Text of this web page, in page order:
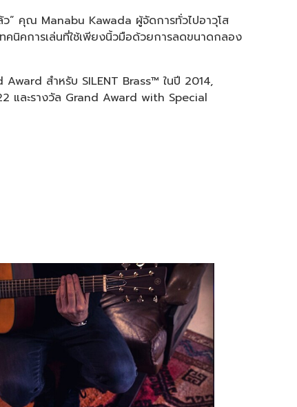
” คุณ Manabu Kawada ผู้จัดการทั่วไปอาวุโส
นิคการเล่นที่ใช้เพียงนิ้วมือด้วยการลดขนาดกลอง
สำหรับ SILENT Brass™ ในปี 2014,
และรางวัล Grand Award with Special